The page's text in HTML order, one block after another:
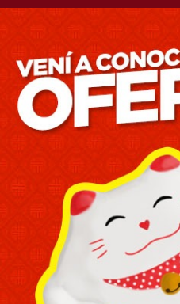
SOCIEDAD
Las
anunciaron